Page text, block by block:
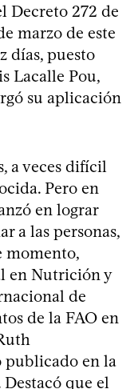
Decreto 272 de
marzo de este
días, puesto
Lacalle Pou,
su aplicación
a veces difícil
Pero en
en lograr
a las personas,
momento,
en Nutrición y
de
de la FAO en
publicado en la
que el